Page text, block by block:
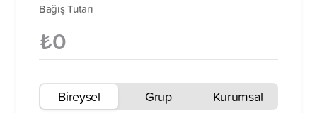
Bağış Tutarı
Bireysel Grup Kurumsal